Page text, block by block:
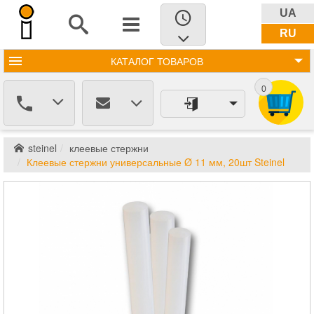
UA
RU
КАТАЛОГ ТОВАРОВ
0
steinel
клеевые стержни
Клеевые стержни универсальные Ø 11 мм, 20шт Steinel